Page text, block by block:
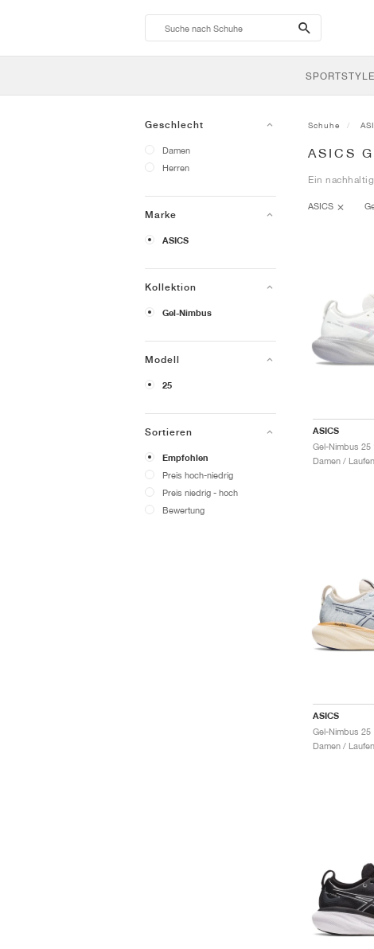
search-
btn
SPORTSTYLE
Geschlecht
Damen
Herren
Marke
ASICS
Kollektion
Gel-Nimbus
Modell
25
Sortieren
Empfohlen
Preis hoch-niedrig
Preis niedrig - hoch
Bewertung
Schuhe
ASICS
Ein
ASICS
ASICS
Damen /
ASICS
Gel-Nimbus 25
Damen /